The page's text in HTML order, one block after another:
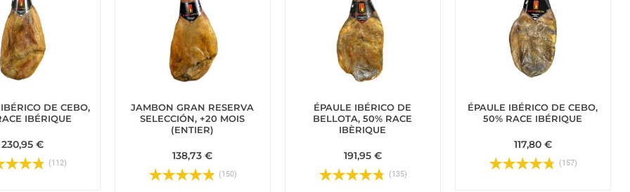
DE CEBO,
IBÉRIQUE
230,95 €
(112)
JAMBON GRAN RESERVA
SELECCIÓN, +20 MOIS
(ENTIER)
138,73 €
(150)
ÉPAULE IBÉRICO DE
BELLOTA, 50% RACE
IBÈRIQUE
191,95 €
(135)
ÉPAULE IBÉRICO DE CEBO,
50% RACE IBÉRIQUE
117,80 €
(157)